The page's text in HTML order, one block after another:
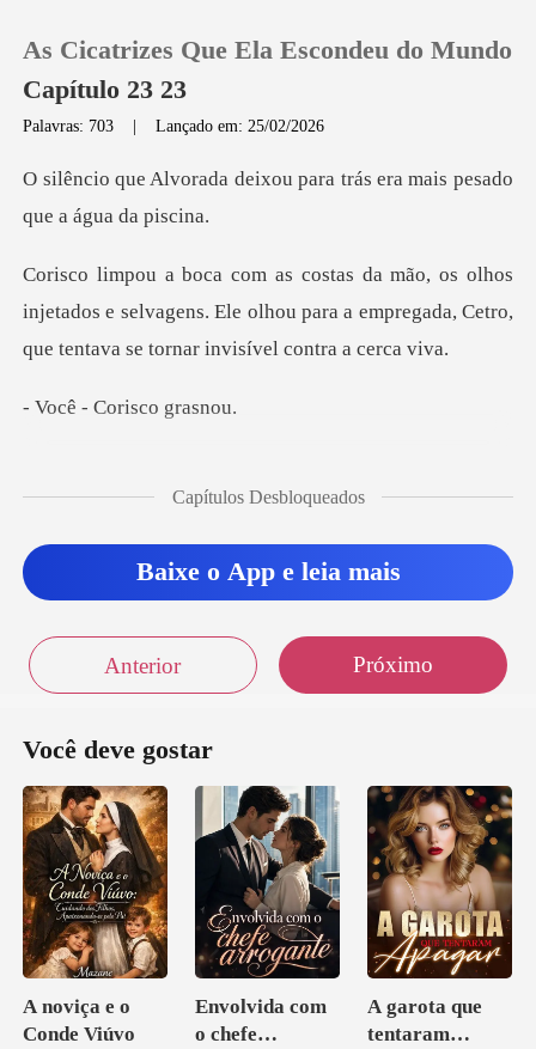
0
Histórico
As Cicatrizes Que Ela Escondeu do Mundo
Capítulo 23 23
Palavras: 703 |Lançado em: 25/02/2026
ixou para trás era mais pe
njetados e selvagens. Ele olhou para a empregada, Cetr
Corisco
sussurrou. Então
Capítulos Desbloqueados
Baixe o App e leia mais
Anterior Próximo
Você deve gostar
A noviça e o
Conde Viúvo
Envolvida com
o chefe
A garota que
tentaram